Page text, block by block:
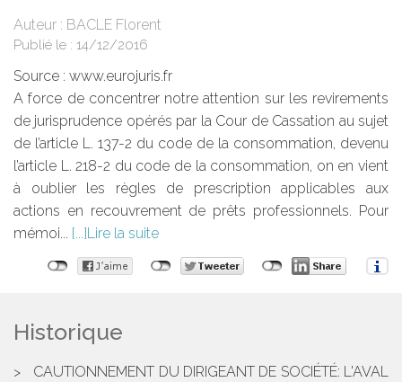
Auteur : BACLE Florent
Publié le : 14/12/2016
Source : www.eurojuris.fr
A force de concentrer notre attention sur les revirements
de jurisprudence opérés par la Cour de Cassation au sujet
de l’article L. 137-2 du code de la consommation, devenu
l’article L. 218-2 du code de la consommation, on en vient
à oublier les règles de prescription applicables aux
actions en recouvrement de prêts professionnels. Pour
mémoi...
Lire la suite
Historique
CAUTIONNEMENT DU DIRIGEANT DE SOCIÉTÉ: L'AVAL